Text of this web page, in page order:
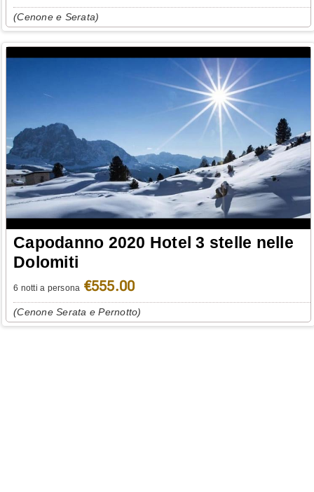
(Cenone e Serata)
Capodanno 2020 Hotel 3 stelle nelle
Dolomiti
6 notti a persona €555.00
(Cenone Serata e Pernotto)